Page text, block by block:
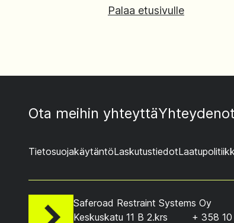
Palaa etusivulle
Ota meihin yhteyttä
TietosuojakäytäntöLaskutustiedot
Saferoad Restraint Systems Oy
Keskuskatu 11 B 2.krs
+ 358